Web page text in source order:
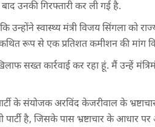
उनकी गिरफ्तारी कर ली गई है.
स्वास्थ्य मंत्री विजय सिंगला को
रूप से एक प्रतिशत कमीशन की मांग
सख्त कार्रवाई कर रहा हूं. मैं उन्हें
के संयोजक अरविंद केजरीवाल के
पार्टी है, जिसके पास भ्रष्टाचार के आधार